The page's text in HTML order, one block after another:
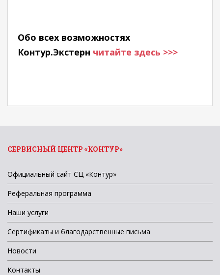
Обо всех возможностях
Контур.Экстерн читайте здесь >>>
СЕРВИСНЫЙ ЦЕНТР «КОНТУР»
Официальный сайт СЦ «Контур»
Реферальная программа
Наши услуги
Сертификаты и благодарственные письма
Новости
Контакты